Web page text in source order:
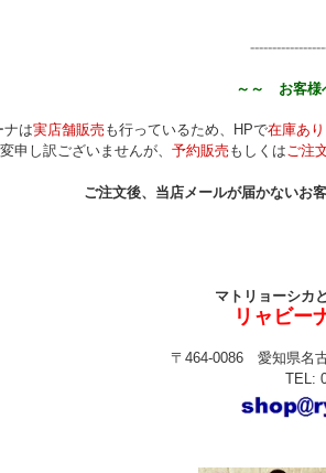
～～ お客様
ナは実店舗販売 も行っているため、HPで在庫あり
申し訳ございませんが、 予約販売 もしくはご注
ご注文後、当店メールが届かないお
マトリョーシカ
リャビ
〒464-0086 愛知県名
TEL: